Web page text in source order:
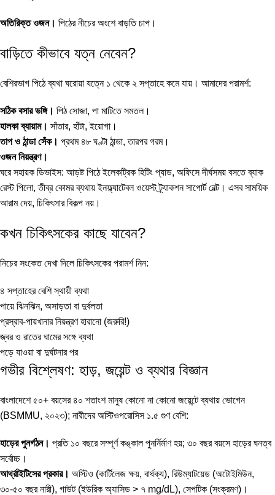
অতিরিক্ত ওজন। পিঠের নীচের অংশে বাড়তি চাপ।
বাড়িতে কীভাবে যত্ন নেবেন?
বেশিরভাগ পিঠে ব্যথা ঘরোয়া যত্নে ১ থেকে ২ সপ্তাহে কমে যায়। আমাদের পরামর্শ:
সঠিক বসার ভঙ্গি। পিঠ সোজা, পা মাটিতে সমতল।
হালকা ব্যায়াম। সাঁতার, হাঁটা, ইয়োগা।
তাপ ও ঠান্ডা সেঁক। প্রথম ৪৮ ঘণ্টা ঠান্ডা, তারপর গরম।
ওজন নিয়ন্ত্রণ।
ঘরে সহায়ক ডিভাইস: আড়ষ্ট পিঠেইলেকট্রিক হিটিং প্যাড, অফিসে দীর্ঘসময় বসতেব্যাক
রেস্ট পিলো, তীব্র কোমর ব্যথায়ইনফ্ল্যাটেবল ওয়েস্ট ট্র্যাকশন সাপোর্ট বেল্ট। এসব সাময়িক
আরাম দেয়, চিকিৎসার বিকল্প নয়।
কখন চিকিৎসকের কাছে যাবেন?
নিচের সংকেত দেখা দিলে চিকিৎসকের পরামর্শ নিন:
৪ সপ্তাহের বেশি স্থায়ী ব্যথা
পায়ে ঝিনঝিন, অসাড়তা বা দুর্বলতা
প্রস্রাব-পায়খানার নিয়ন্ত্রণ হারানো (জরুরি!)
জ্বর ও রাতের ঘামের সঙ্গে ব্যথা
পড়ে যাওয়া বা দুর্ঘটনার পর
গভীর বিশ্লেষণ: হাড়, জয়েন্ট ও ব্যথার বিজ্ঞান
বাংলাদেশে ৫০+ বয়সের ৪০ শতাংশ মানুষ কোনো না কোনো জয়েন্টে ব্যথায় ভোগেন
(BSMMU, ২০২৩); নারীদের অস্টিওপরোসিস ১.৫ গুণ বেশি:
হাড়ের পুনর্গঠন। প্রতি ১০ বছরে সম্পূর্ণ কঙ্কাল পুনর্নির্মাণ হয়; ৩০ বছর বয়সে হাড়ের ঘনত্ব
সর্বোচ্চ।
আর্থ্রাইটিসের প্রকার। অস্টিও (কার্টিলেজ ক্ষয়, বার্ধক্য), রিউম্যাটয়েড (অটোইমিউন,
৩০-৫০ বছর নারী), গাউট (ইউরিক অ্যাসিড > ৭ mg/dL), সেপটিক (সংক্রমণ)।